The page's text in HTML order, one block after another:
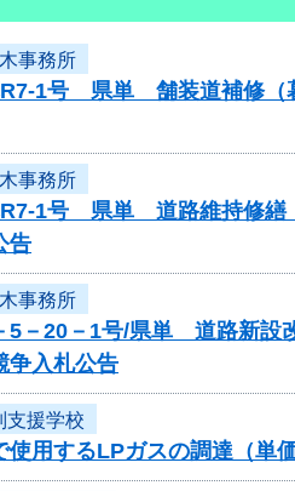
事務所
R7-1号 県単 舗装道補修
事務所
R7-1号 県単 道路維持修繕
告
事務所
5－20－1号/県単 道路新
争入札公告
支援学校
使用するLPガスの調達（単